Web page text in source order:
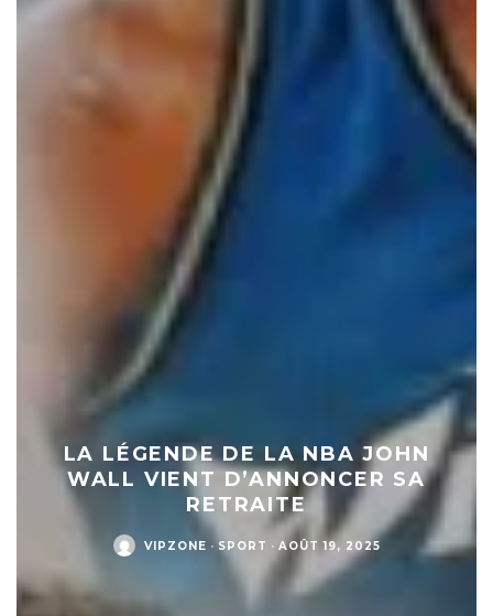
LA LÉGENDE DE LA NBA JOHN
WALL VIENT D’ANNONCER SA
RETRAITE
VIPZONE · SPORT · AOÛT 19, 2025